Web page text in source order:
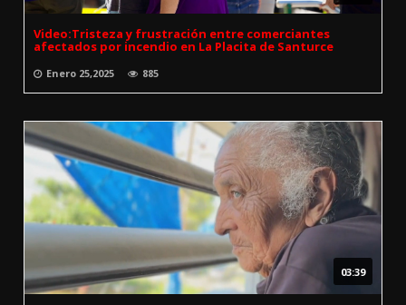
Video:Tristeza y frustración entre comerciantes
afectados por incendio en La Placita de Santurce
Enero 25,2025 885
03:39